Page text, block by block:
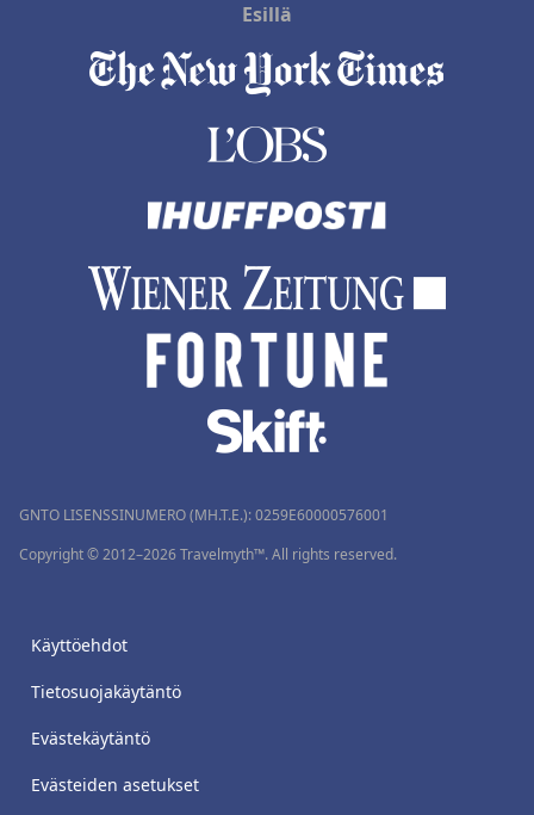
Esillä
GNTO LISENSSINUMERO (MH.T.E.): 0259Ε60000576001
Copyright © 2012–2026 Travelmyth™. All rights reserved.
Käyttöehdot
Tietosuojakäytäntö
Evästekäytäntö
Evästeiden asetukset